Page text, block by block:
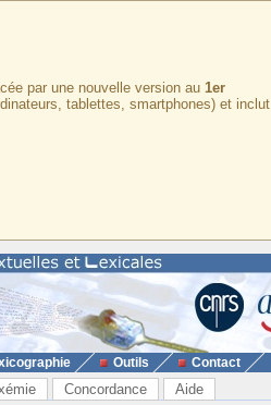
par une nouvelle version au 1er
tablettes, smartphones) et inclut
Outils Contact
Concordance Aide